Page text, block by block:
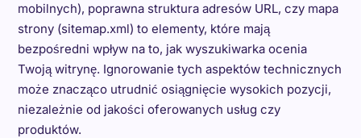
mobilnych), poprawna struktura adresów URL, czy mapa
strony (sitemap.xml) to elementy, które mają
bezpośredni wpływ na to, jak wyszukiwarka ocenia
Twoją witrynę. Ignorowanie tych aspektów technicznych
może znacząco utrudnić osiągnięcie wysokich pozycji,
niezależnie od jakości oferowanych usług czy
produktów.